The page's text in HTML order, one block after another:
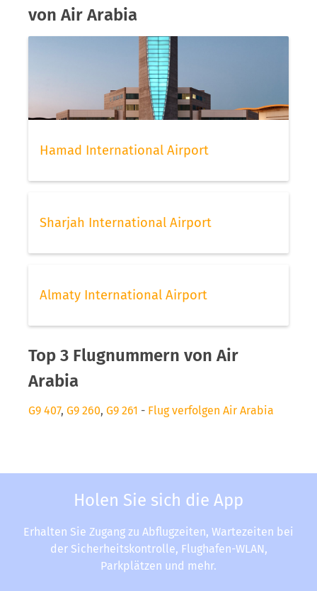
von Air Arabia
Hamad International Airport
Sharjah International Airport
Almaty International Airport
Top 3 Flugnummern von Air
Arabia
G9 407, G9 260, G9 261 - Flug verfolgen Air Arabia
Holen Sie sich die App
Erhalten Sie Zugang zu Abflugzeiten, Wartezeiten bei
der Sicherheitskontrolle, Flughafen-WLAN,
Parkplätzen und mehr.